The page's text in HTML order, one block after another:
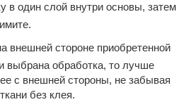
в один слой внутри основы, затем
внешней стороне приобретенной
выбрана обработка, то лучше
с внешней стороны, не забывая
без клея.